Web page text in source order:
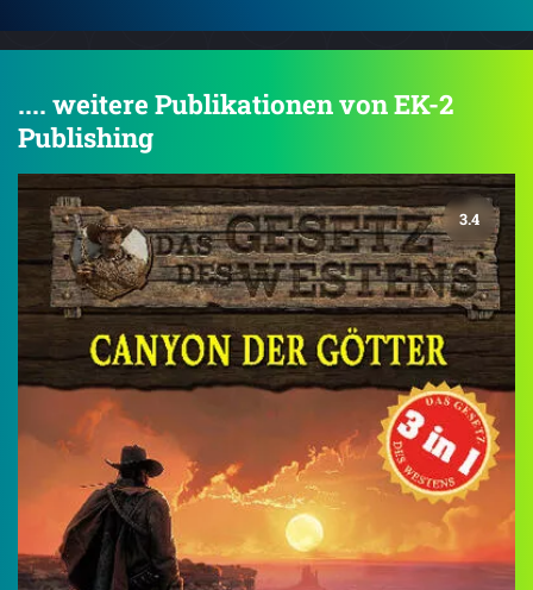
.... weitere Publikationen von EK-2
Publishing
3.4